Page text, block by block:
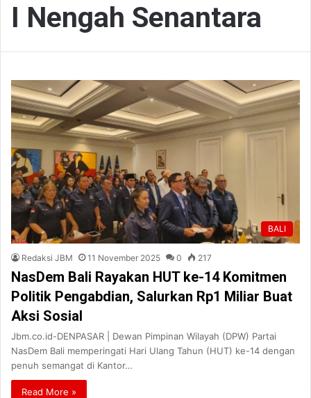
I Nengah Senantara
BALI
Redaksi JBM 11 November 2025 0 217
NasDem Bali Rayakan HUT ke-14 Komitmen
Politik Pengabdian, Salurkan Rp1 Miliar Buat
Aksi Sosial
Jbm.co.id-DENPASAR | Dewan Pimpinan Wilayah (DPW) Partai
NasDem Bali memperingati Hari Ulang Tahun (HUT) ke-14 dengan
penuh semangat di Kantor…
Read More »